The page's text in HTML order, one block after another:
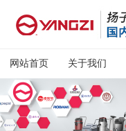
网站首页 关于我们